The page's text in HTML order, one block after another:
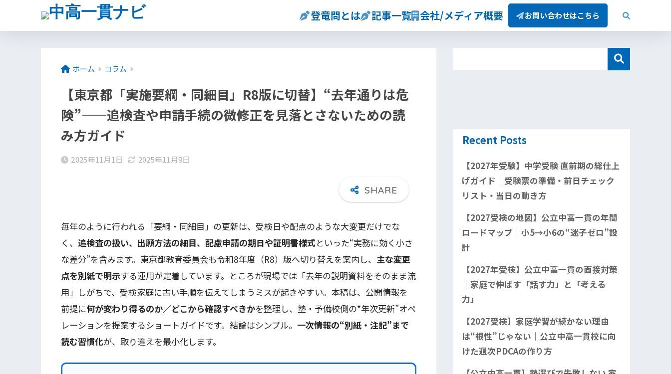
登竜問とは 記事一覧 会社/メディア概要 お問い合わせはこちら
ホーム コラム
【東京都「実施要綱・同細目」R8版に切替】“去年通りは危
険”——追検査や申請手続の微修正を見落とさないための読
み方ガイド
2025年11月1日 2025年11月9日
毎年のように行われる「要綱・同細目」の更新は、受検日や配点のような大変更だけでな
く、 追検査の扱い、出願方法の細目、配慮申請の期日や証明書様式といった“実務に効く小さ
な差分”を含みます。東京都教育委員会も令和8年度（R8）版へ切り替えを案内し、 主な変更
点を別紙で明示する運用が定着しています。ところが現場では「去年の説明資料をそのまま流
用」しがちで、受検家庭に古い手順を伝えてしまうミスが起きやすい。本稿は、公開情報を
前提に何が変わり得るのか／どこから確認すべきかを整理し、塾・予備校側の*年次更新”オペ
レーションを提案するショートガイドです。結論はシンプル。 一次情報の“別紙・注記”まで
読む習慣化が、取り違えを最小化します。
Recent Posts
【2027年受験】中学受験 直前期の総仕上
げガイド｜受験票の準備・前日チェック
リスト・当日の動き方
【2027受検の地図】公立中高一貫の年間
ロードマップ｜小5→小6の“迷子ゼロ”設
計
【2027年受検】公立中高一貫の面接対策
｜家庭で伸ばす「話す力」と「考える
力」
【2027受検】家庭学習が続かない理由
は“根性”じゃない｜公立中高一貫校に向
けた週次PDCAの作り方